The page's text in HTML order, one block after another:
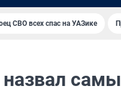
СВО всех спас на УАЗике